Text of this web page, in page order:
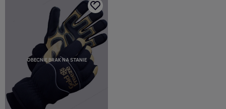
OBECNIE BRAK NA STANIE